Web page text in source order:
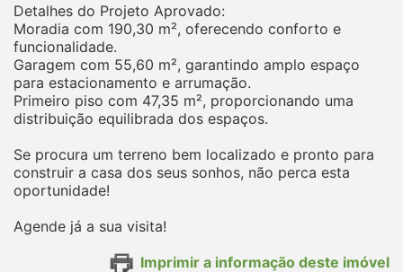
Detalhes do Projeto Aprovado:
Moradia com 190,30 m², oferecendo conforto e
funcionalidade.
Garagem com 55,60 m², garantindo amplo espaço
para estacionamento e arrumação.
Primeiro piso com 47,35 m², proporcionando uma
distribuição equilibrada dos espaços.
Se procura um terreno bem localizado e pronto para
construir a casa dos seus sonhos, não perca esta
oportunidade!
Agende já a sua visita!
Imprimir a informação deste imóvel